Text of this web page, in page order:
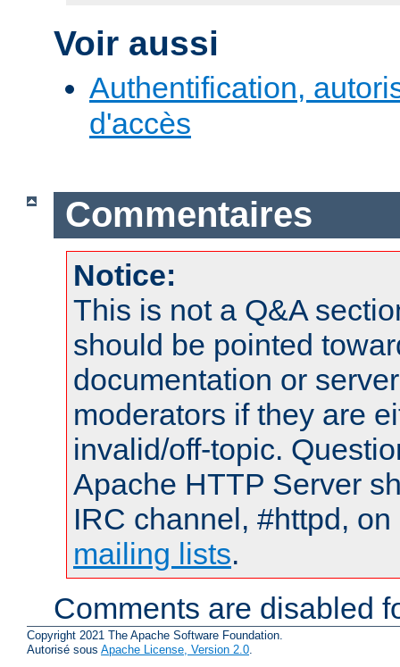
Voir aussi
Authentification,
d'accès
Commentaires
Notice:
This is not a Q&A
should be pointed
documentation or
moderators if they are
invalid/off-topic.
Apache HTTP Server
IRC channel, #httpd,
mailing lists.
Comments are disabled
Copyright 2021 The Apache Software Foundation.
Autorisé sous Apache License, Version 2.0.